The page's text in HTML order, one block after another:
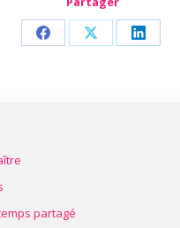
Share Share Share
partagé